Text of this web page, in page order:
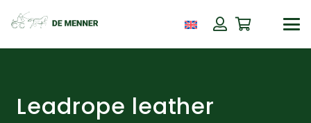
Leadrope leather